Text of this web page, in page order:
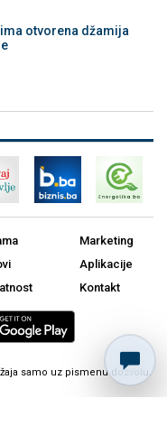
otvorena džamija
Marketing
Aplikacije
Kontakt
samo uz pismenu dozvolu.